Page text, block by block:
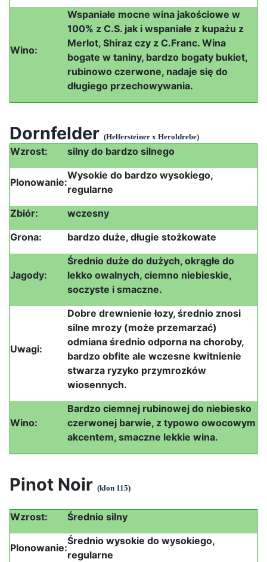
Wino:
Wspaniałe mocne wina jakościowe w
100% z C.S. jak i wspaniałe z kupażu z
Merlot, Shiraz czy z C.Franc. Wina
bogate w taniny, bardzo bogaty bukiet,
rubinowo czerwone, nadaje się do
długiego przechowywania.
Dornfelder (Helfersteiner x Heroldrebe)
Wzrost: silny do bardzo silnego
Plonowanie:
Wysokie do bardzo wysokiego,
regularne
Zbiór:
wczesny
Grona:
bardzo duże, długie stożkowate
Jagody:
Średnio duże do dużych, okrągłe do
lekko owalnych, ciemno niebieskie,
soczyste i smaczne.
Uwagi:
Dobre drewnienie łozy, średnio znosi
silne mrozy (może przemarzać)
odmiana średnio odporna na choroby,
bardzo obfite ale wczesne kwitnienie
stwarza ryzyko przymrozków
wiosennych.
Wino:
Bardzo ciemnej rubinowej do niebiesko
czerwonej barwie, z typowo owocowym
akcentem, smaczne lekkie wina.
Pinot Noir (klon 115)
Wzrost: Średnio silny
Plonowanie:
Średnio wysokie do wysokiego,
regularne